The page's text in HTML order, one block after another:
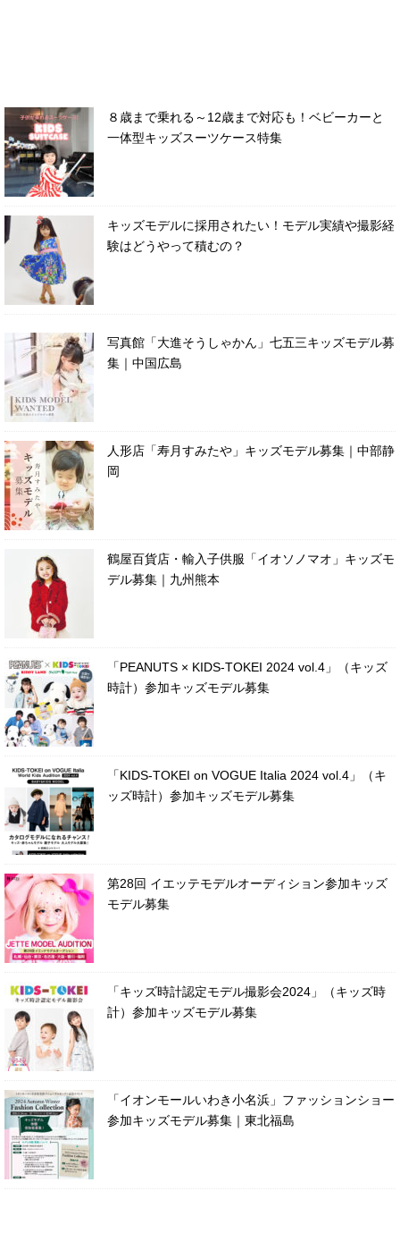
８歳まで乗れる～12歳まで対応も！ベビーカーと
一体型キッズスーツケース特集
キッズモデルに採用されたい！モデル実績や撮影経
験はどうやって積むの？
写真館「大進そうしゃかん」七五三キッズモデル募
集｜中国広島
人形店「寿月すみたや」キッズモデル募集｜中部静
岡
鶴屋百貨店・輸入子供服「イオソノマオ」キッズモ
デル募集｜九州熊本
「PEANUTS × KIDS-TOKEI 2024 vol.4」（キッズ
時計）参加キッズモデル募集
「KIDS-TOKEI on VOGUE Italia 2024 vol.4」（キ
ッズ時計）参加キッズモデル募集
第28回 イエッテモデルオーディション参加キッズ
モデル募集
「キッズ時計認定モデル撮影会2024」（キッズ時
計）参加キッズモデル募集
「イオンモールいわき小名浜」ファッションショー
参加キッズモデル募集｜東北福島